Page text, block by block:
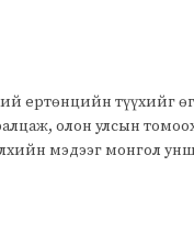
ертөнцийн түүхийг
олон улсын
мэдээг монгол